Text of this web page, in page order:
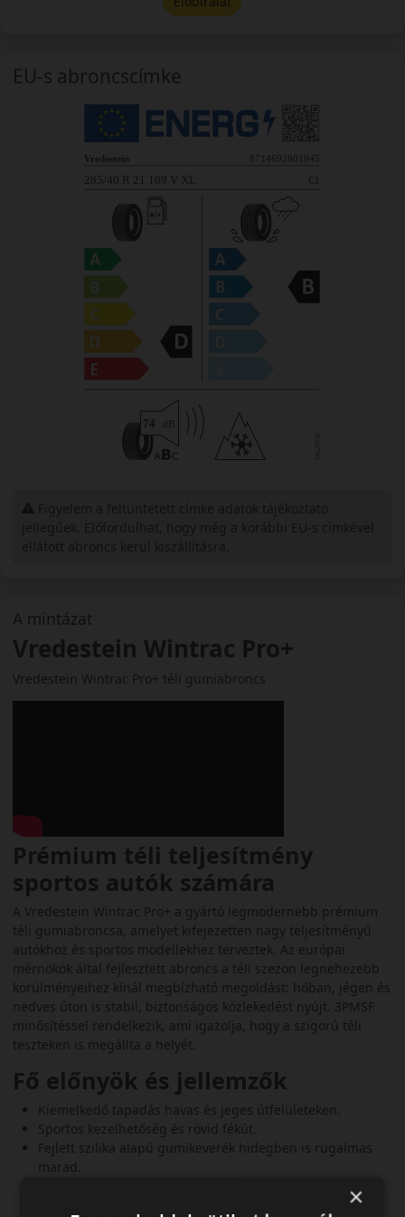
A mintázat
Vredestein Wintrac Pro+
Vredestein Wintrac Pro+ téli gumiabroncs
Prémium téli teljesítmény
sportos autók számára
A Vredestein Wintrac Pro+ a gyártó legmodernebb prémium
téli gumiabroncsa, amelyet kifejezetten nagy teljesítményű
autókhoz és sportos modellekhez terveztek. Az európai
mérnökök által fejlesztett abroncs a téli szezon legnehezebb
körülményeihez kínál megbízható megoldást: hóban, jégen és
nedves úton is stabil, biztonságos közlekedést nyújt. 3PMSF
minősítéssel rendelkezik, ami igazolja, hogy a szigorú téli
teszteken is megállta a helyét.
Fő előnyök és jellemzők
Kiemelkedő tapadás havas és jeges útfelületeken.
Sportos kezelhetőség és rövid fékút.
Fejlett szilika alapú gumikeverék hidegben is rugalmas
marad.
EU-s abroncscímke
×